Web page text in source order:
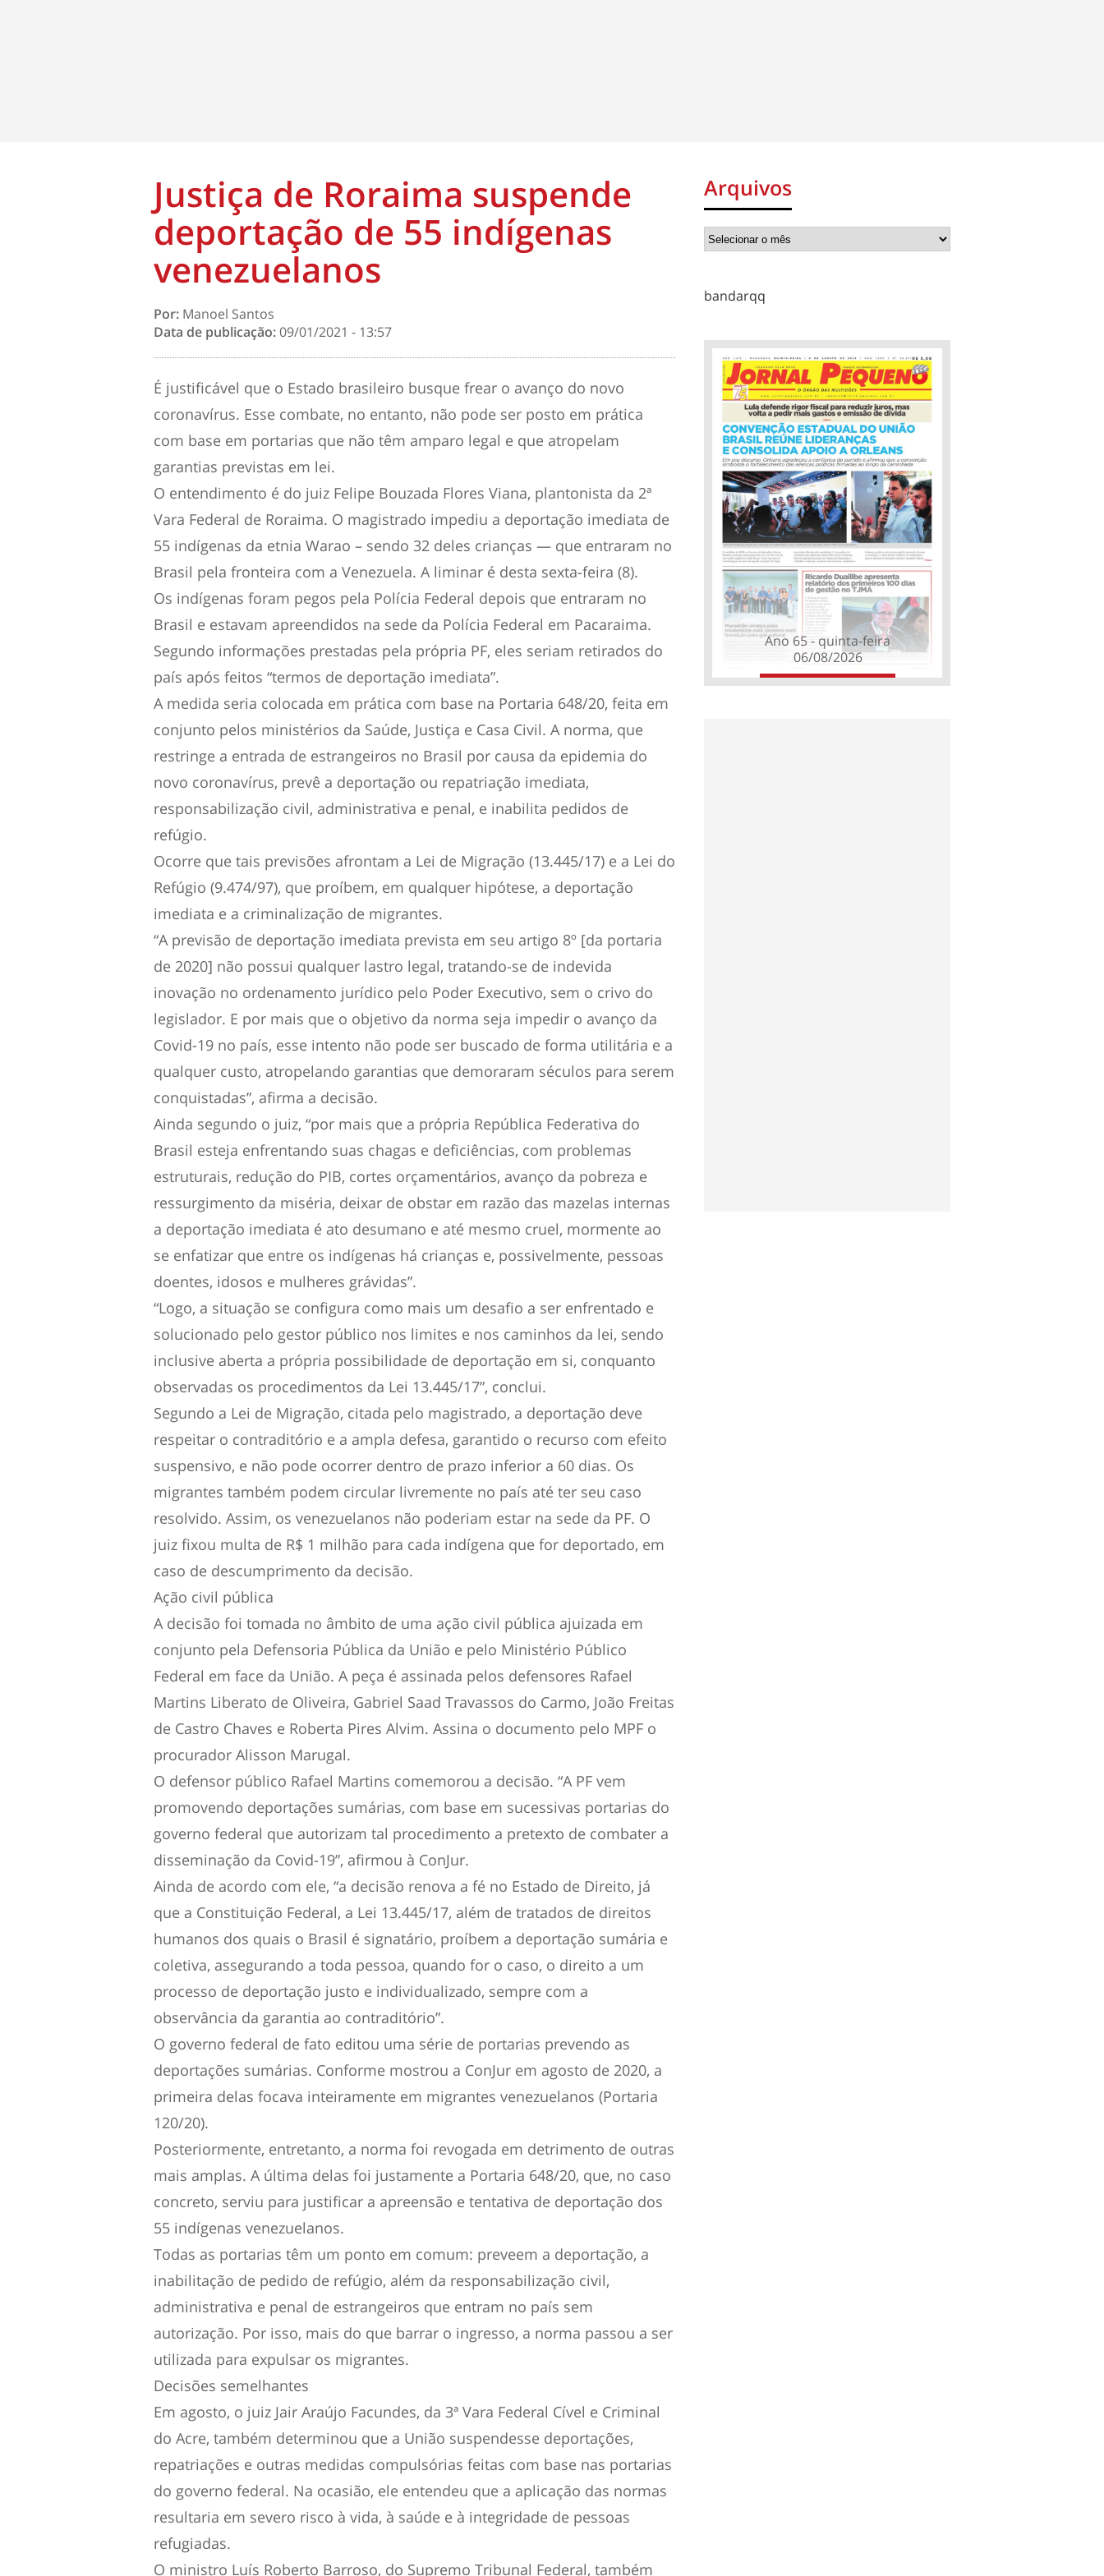
Justiça de Roraima suspende
deportação de 55 indígenas
venezuelanos
Por: Manoel Santos
Data de publicação:09/01/2021 - 13:57
É justificável que o Estado brasileiro busque frear o avanço do novo
coronavírus. Esse combate, no entanto, não pode ser posto em prática
com base em portarias que não têm amparo legal e que atropelam
garantias previstas em lei.
O entendimento é do juiz Felipe Bouzada Flores Viana, plantonista da 2ª
Vara Federal de Roraima. O magistrado impediu a deportação imediata de
55 indígenas da etnia Warao – sendo 32 deles crianças — que entraram no
Brasil pela fronteira com a Venezuela. A liminar é desta sexta-feira (8).
Os indígenas foram pegos pela Polícia Federal depois que entraram no
Brasil e estavam apreendidos na sede da Polícia Federal em Pacaraima.
Segundo informações prestadas pela própria PF, eles seriam retirados do
país após feitos “termos de deportação imediata”.
A medida seria colocada em prática com base na Portaria 648/20, feita em
conjunto pelos ministérios da Saúde, Justiça e Casa Civil. A norma, que
restringe a entrada de estrangeiros no Brasil por causa da epidemia do
novo coronavírus, prevê a deportação ou repatriação imediata,
responsabilização civil, administrativa e penal, e inabilita pedidos de
refúgio.
Ocorre que tais previsões afrontam a Lei de Migração (13.445/17) e a Lei do
Refúgio (9.474/97), que proíbem, em qualquer hipótese, a deportação
imediata e a criminalização de migrantes.
“A previsão de deportação imediata prevista em seu artigo 8º [da portaria
de 2020] não possui qualquer lastro legal, tratando-se de indevida
inovação no ordenamento jurídico pelo Poder Executivo, sem o crivo do
legislador. E por mais que o objetivo da norma seja impedir o avanço da
Covid-19 no país, esse intento não pode ser buscado de forma utilitária e a
qualquer custo, atropelando garantias que demoraram séculos para serem
conquistadas”, afirma a decisão.
Ainda segundo o juiz, “por mais que a própria República Federativa do
Brasil esteja enfrentando suas chagas e deficiências, com problemas
estruturais, redução do PIB, cortes orçamentários, avanço da pobreza e
ressurgimento da miséria, deixar de obstar em razão das mazelas internas
a deportação imediata é ato desumano e até mesmo cruel, mormente ao
se enfatizar que entre os indígenas há crianças e, possivelmente, pessoas
doentes, idosos e mulheres grávidas”.
“Logo, a situação se configura como mais um desafio a ser enfrentado e
solucionado pelo gestor público nos limites e nos caminhos da lei, sendo
inclusive aberta a própria possibilidade de deportação em si, conquanto
observadas os procedimentos da Lei 13.445/17”, conclui.
Segundo a Lei de Migração, citada pelo magistrado, a deportação deve
respeitar o contraditório e a ampla defesa, garantido o recurso com efeito
suspensivo, e não pode ocorrer dentro de prazo inferior a 60 dias. Os
migrantes também podem circular livremente no país até ter seu caso
resolvido. Assim, os venezuelanos não poderiam estar na sede da PF. O
juiz fixou multa de R$ 1 milhão para cada indígena que for deportado, em
caso de descumprimento da decisão.
Ação civil pública
A decisão foi tomada no âmbito de uma ação civil pública ajuizada em
conjunto pela Defensoria Pública da União e pelo Ministério Público
Federal em face da União. A peça é assinada pelos defensores Rafael
Martins Liberato de Oliveira, Gabriel Saad Travassos do Carmo, João Freitas
de Castro Chaves e Roberta Pires Alvim. Assina o documento pelo MPF o
procurador Alisson Marugal.
O defensor público Rafael Martins comemorou a decisão. “A PF vem
promovendo deportações sumárias, com base em sucessivas portarias do
governo federal que autorizam tal procedimento a pretexto de combater a
disseminação da Covid-19”, afirmou à ConJur.
Ainda de acordo com ele, “a decisão renova a fé no Estado de Direito, já
que a Constituição Federal, a Lei 13.445/17, além de tratados de direitos
humanos dos quais o Brasil é signatário, proíbem a deportação sumária e
coletiva, assegurando a toda pessoa, quando for o caso, o direito a um
processo de deportação justo e individualizado, sempre com a
observância da garantia ao contraditório”.
O governo federal de fato editou uma série de portarias prevendo as
deportações sumárias. Conforme mostrou a ConJur em agosto de 2020, a
primeira delas focava inteiramente em migrantes venezuelanos (Portaria
120/20).
Posteriormente, entretanto, a norma foi revogada em detrimento de outras
mais amplas. A última delas foi justamente a Portaria 648/20, que, no caso
concreto, serviu para justificar a apreensão e tentativa de deportação dos
55 indígenas venezuelanos.
Todas as portarias têm um ponto em comum: preveem a deportação, a
inabilitação de pedido de refúgio, além da responsabilização civil,
administrativa e penal de estrangeiros que entram no país sem
autorização. Por isso, mais do que barrar o ingresso, a norma passou a ser
utilizada para expulsar os migrantes.
Decisões semelhantes
Em agosto, o juiz Jair Araújo Facundes, da 3ª Vara Federal Cível e Criminal
do Acre, também determinou que a União suspendesse deportações,
repatriações e outras medidas compulsórias feitas com base nas portarias
do governo federal. Na ocasião, ele entendeu que a aplicação das normas
resultaria em severo risco à vida, à saúde e à integridade de pessoas
refugiadas.
O ministro Luís Roberto Barroso, do Supremo Tribunal Federal, também
Arquivos
bandarqq
Ano 65 - quinta-feira
06/08/2026